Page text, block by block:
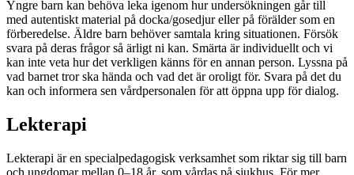
Yngre barn kan behöva leka igenom hur undersökningen går till
med autentiskt material på docka/gosedjur eller på förälder som en
förberedelse. Äldre barn behöver samtala kring situationen. Försök
svara på deras frågor så ärligt ni kan. Smärta är individuellt och vi
kan inte veta hur det verkligen känns för en annan person. Lyssna på
vad barnet tror ska hända och vad det är oroligt för. Svara på det du
kan och informera sen vårdpersonalen för att öppna upp för dialog.
Lekterapi
Lekterapi är en specialpedagogisk verksamhet som riktar sig till barn
och ungdomar mellan 0–18 år, som vårdas på sjukhus. För mer